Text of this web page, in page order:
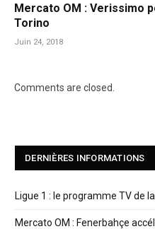
Mercato OM : Verissimo
Torino
Juin 24, 2018
Comments are closed.
DERNIÈRES INFORMATIONS
Ligue 1 : le programme TV de
Mercato OM : Fenerbahçe